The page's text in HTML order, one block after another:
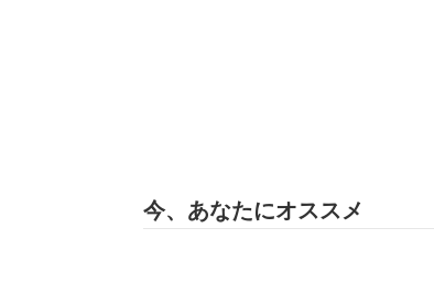
今、あなたにオススメ